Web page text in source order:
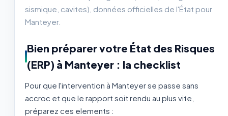
sismique, cavites), données officielles de l'État pour
Manteyer.
Bien préparer votre État des Risques
(ERP) à Manteyer : la checklist
Pour que l'intervention à Manteyer se passe sans
accroc et que le rapport soit rendu au plus vite,
préparez ces elements :